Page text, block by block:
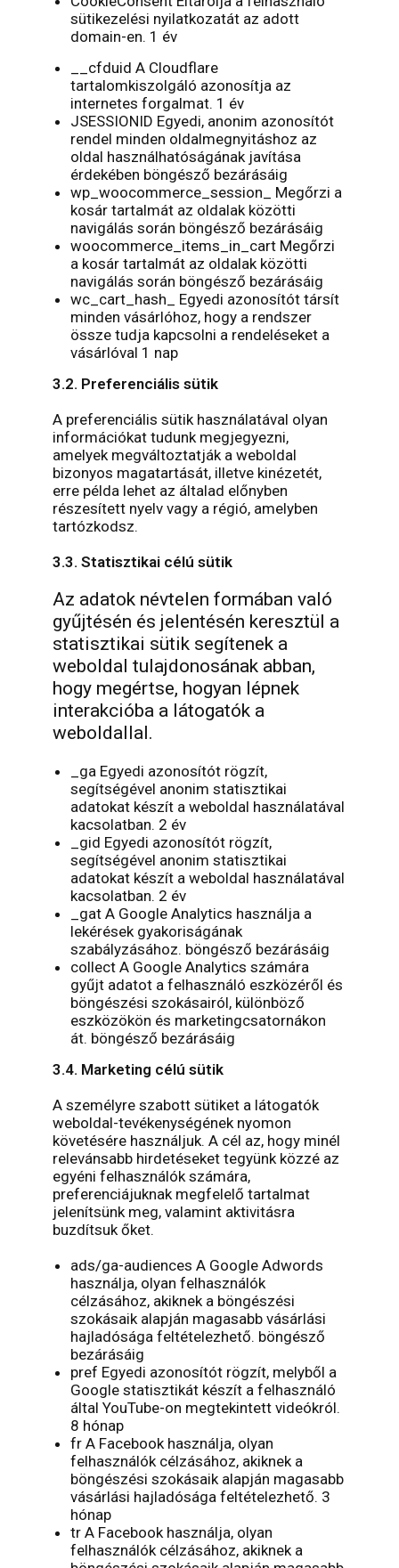
sütikezelési nyilatkozatát az adott
domain-en. 1 év
__cfduid A Cloudflare
tartalomkiszolgáló azonosítja az
internetes forgalmat. 1 év
JSESSIONID Egyedi, anonim azonosítót
rendel minden oldalmegnyitáshoz az
oldal használhatóságának javítása
érdekében böngésző bezárásáig
wp_woocommerce_session_ Megőrzi a
kosár tartalmát az oldalak közötti
navigálás során böngésző bezárásáig
woocommerce_items_in_cart Megőrzi
a kosár tartalmát az oldalak közötti
navigálás során böngésző bezárásáig
wc_cart_hash_ Egyedi azonosítót társít
minden vásárlóhoz, hogy a rendszer
össze tudja kapcsolni a rendeléseket a
vásárlóval 1 nap
3.2. Preferenciális sütik
A preferenciális sütik használatával olyan
információkat tudunk megjegyezni,
amelyek megváltoztatják a weboldal
bizonyos magatartását, illetve kinézetét,
erre példa lehet az általad előnyben
részesített nyelv vagy a régió, amelyben
tartózkodsz.
3.3. Statisztikai célú sütik
Az adatok névtelen formában való
gyűjtésén és jelentésén keresztül a
statisztikai sütik segítenek a
weboldal tulajdonosának abban,
hogy megértse, hogyan lépnek
interakcióba a látogatók a
weboldallal.
_ga Egyedi azonosítót rögzít,
segítségével anonim statisztikai
adatokat készít a weboldal használatával
kacsolatban. 2 év
_gid Egyedi azonosítót rögzít,
segítségével anonim statisztikai
adatokat készít a weboldal használatával
kacsolatban. 2 év
_gat A Google Analytics használja a
lekérések gyakoriságának
szabályzásához. böngésző bezárásáig
collect A Google Analytics számára
gyűjt adatot a felhasználó eszközéről és
böngészési szokásairól, különböző
eszközökön és marketingcsatornákon
át. böngésző bezárásáig
3.4. Marketing célú sütik
A személyre szabott sütiket a látogatók
weboldal-tevékenységének nyomon
követésére használjuk. A cél az, hogy minél
relevánsabb hirdetéseket tegyünk közzé az
egyéni felhasználók számára,
preferenciájuknak megfelelő tartalmat
jelenítsünk meg, valamint aktivitásra
buzdítsuk őket.
ads/ga-audiences A Google Adwords
használja, olyan felhasználók
célzásához, akiknek a böngészési
szokásaik alapján magasabb vásárlási
hajladósága feltételezhető. böngésző
bezárásáig
pref Egyedi azonosítót rögzít, melyből a
Google statisztikát készít a felhasználó
által YouTube-on megtekintett videókról.
8 hónap
fr A Facebook használja, olyan
felhasználók célzásához, akiknek a
böngészési szokásaik alapján magasabb
vásárlási hajladósága feltételezhető. 3
hónap
tr A Facebook használja, olyan
felhasználók célzásához, akiknek a